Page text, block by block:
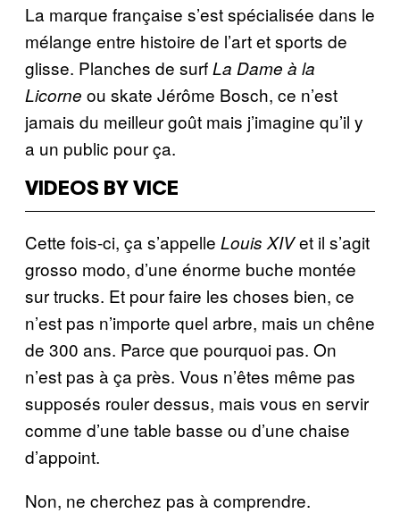
La marque française s’est spécialisée dans le
mélange entre histoire de l’art et sports de
glisse. Planches de surfLa Dame à la
Licorne ou skate Jérôme Bosch, ce n’est
jamais du meilleur goût mais j’imagine qu’il y
a un public pour ça.
VIDEOS BY VICE
Cette fois-ci, ça s’appelle Louis XIVet il s’agit
grosso modo, d’une énorme buche montée
sur trucks. Et pour faire les choses bien, ce
n’est pas n’importe quel arbre, mais un chêne
de 300 ans. Parce que pourquoi pas. On
n’est pas à ça près. Vous n’êtes même pas
supposés rouler dessus, mais vous en servir
comme d’une table basse ou d’une chaise
d’appoint.
Non, ne cherchez pas à comprendre.